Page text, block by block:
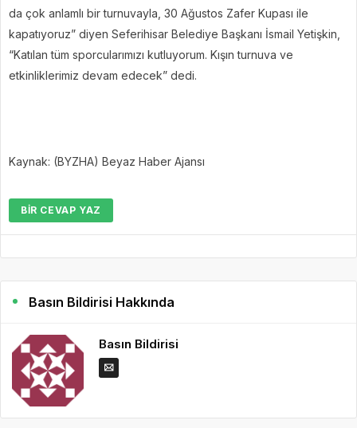
da çok anlamlı bir turnuvayla, 30 Ağustos Zafer Kupası ile
kapatıyoruz” diyen Seferihisar Belediye Başkanı İsmail Yetişkin,
“Katılan tüm sporcularımızı kutluyorum. Kışın turnuva ve
etkinliklerimiz devam edecek” dedi.
Kaynak: (BYZHA) Beyaz Haber Ajansı
BIR CEVAP YAZ
Basın Bildirisi Hakkında
Basın Bildirisi